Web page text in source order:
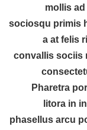
mollis
sociosqu primis
a at felis
convallis sociis
Pharetra
litora in
phasellus arcu